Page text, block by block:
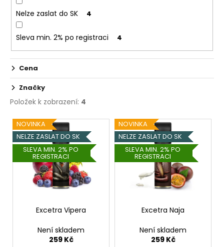
Nelze zaslat do SK 4
Sleva min. 2% po registraci 4
Cena
Značky
Položek k zobrazení: 4
V
ý
p
i
NOVINKA
NELZE ZASLAT DO SK
SLEVA MIN. 2% PO
REGISTRACI
Excetra Vipera
Není skladem
259 Kč
NOVINKA
NELZE ZASLAT DO SK
SLEVA MIN. 2% PO
REGISTRACI
Excetra Naja
Není skladem
259 Kč
u
e
ASPIRE
NAUTILUS
BVC
OHM
46
Kč